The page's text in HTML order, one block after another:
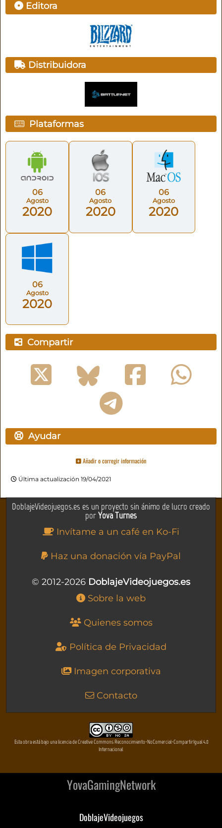
Editora
Distribuidora
Plataformas
06
Agosto
2020
06
Agosto
2020
06
Agosto
2020
06
Agosto
2020
Compartir
Ayudar
Añadir o corregir información
Última actualización 19/04/2021
DoblajeVideojuegos.es es un proyecto sin ánimo de lucro creado
porYova Turnes
Invítame a un café en Ko-Fi
Haz una donación vía PayPal
© 2012-2026 DoblajeVideojuegos.es
Sobre la web
Quienes somos
Política de Privacidad
Imagen corporativa
Contacto
Esta obra está bajo una licencia de Creative Commons Reconocimiento-NoComercial-CompartirIgual 4.0
Internacional
YovaGamingNetwork
DoblajeVideojuegos